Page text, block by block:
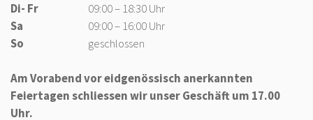
Di- Fr
09:00 – 18:30 Uhr
Sa
09:00 – 16:00 Uhr
So
geschlossen
Am Vorabend vor eidgenössisch anerkannten
Feiertagen schliessen wir unser Geschäft um 17.00
Uhr.